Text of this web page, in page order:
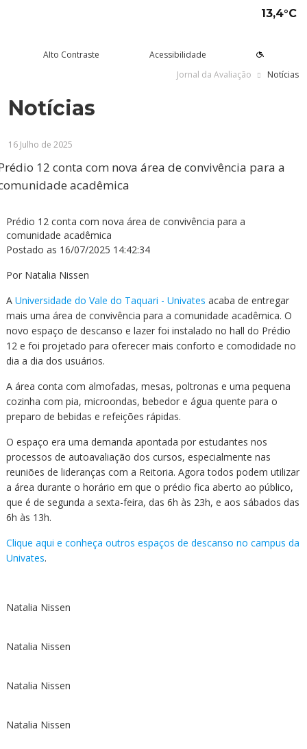
13,4°C
aqui
de ingresso
que a Univates?
guiadas
Presencial
a Distância - EAD
e Doutorados
MBA
de Idiomas
Médicas
Mantenedora
Institucional
Conosco
e Inovação
Tecnológica da
- Inovates
e Projetos de
Abertos à Comunidade
Pedagógica Externa
e Lazer
Univates
Univates
e Saúde
& Você - Comunidade
Gustavo Adolfo
de Carreiras
Alto Contraste
Acessibilidade
Jornal da Avaliação
Notícias
Notícias
16 Julho de 2025
12 conta com nova área de convivência para a
acadêmica
Prédio 12 conta com nova área de convivência para a
comunidade acadêmica
Postado as 16/07/2025 14:42:34
Por Natalia Nissen
A Universidade do Vale do Taquari - Univates acaba de entregar
mais uma área de convivência para a comunidade acadêmica. O
novo espaço de descanso e lazer foi instalado no hall do Prédio
12 e foi projetado para oferecer mais conforto e comodidade no
dia a dia dos usuários.
A área conta com almofadas, mesas, poltronas e uma pequena
cozinha com pia, microondas, bebedor e água quente para o
preparo de bebidas e refeições rápidas.
O espaço era uma demanda apontada por estudantes nos
processos de autoavaliação dos cursos, especialmente nas
reuniões de lideranças com a Reitoria. Agora todos podem utilizar
a área durante o horário em que o prédio fica aberto ao público,
que é de segunda a sexta-feira, das 6h às 23h, e aos sábados das
6h às 13h.
Clique aqui e conheça outros espaços de descanso no campus da
Univates.
Natalia Nissen
Natalia Nissen
Natalia Nissen
Natalia Nissen